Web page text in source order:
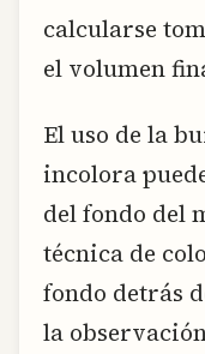
calcularse
el volumen
El uso de la
incolora
del fondo del
técnica de
fondo detrás
la